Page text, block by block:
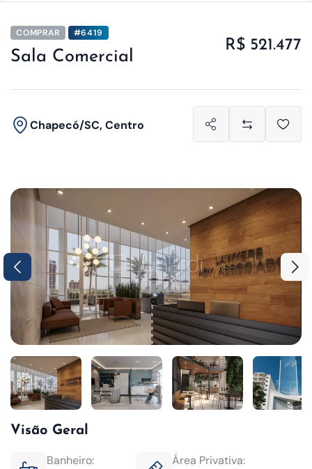
COMPRAR #6419
Sala Comercial
R$ 521.477
Chapecó/SC, Centro
Visão Geral
Banheiro:
Área Privativa: